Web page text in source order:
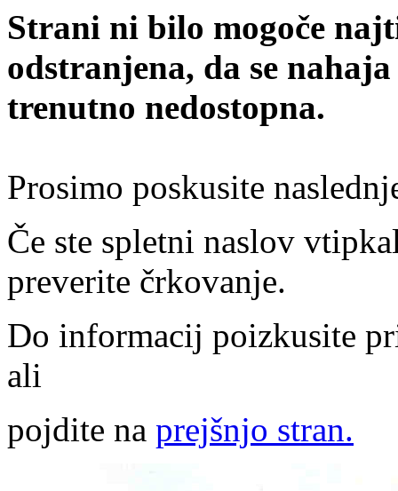
Strani ni bilo mogoče
odstranjena, da se
trenutno nedostopna.
Prosimo poskusite
Če ste spletni naslov
preverite črkovanje.
Do informacij poizkusite
ali
pojdite na prejšnjo stran.